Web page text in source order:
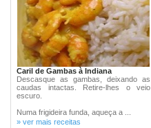
Caril de Gambas à Indiana
Descasque as gambas, deixando as
caudas intactas. Retire-lhes o veio
escuro.
Numa frigideira funda, aqueça a ...
» ver mais receitas